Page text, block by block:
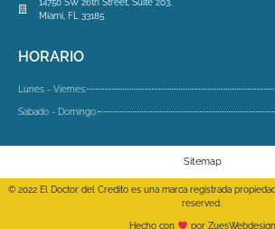
14750 SW 26th Street, Suite 203,
Miami, FL 33185
HORARIO
Lunes - Viernes:
Sabado - Domingo:
Sitemap
© 2022 El Doctor del Credito es una marca registrada
reserved.
Hecho con por ZuesWebdesign